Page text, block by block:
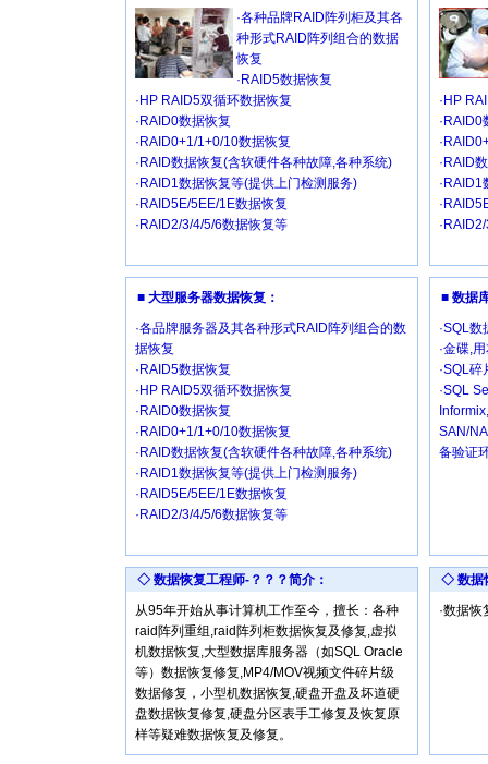
·各种品牌RAID阵列柜及其各
种形式RAID阵列组合的数据
恢复
·RAID5数据恢复
·HP RAID5双循环数据恢复
·RAID0数据恢复
·RAID0+1/1+0/10数据恢复
·RAID数据恢复(含软硬件各种故障,各种系统)
·RAID1数据恢复等(提供上门检测服务)
·RAID5E/5EE/1E数据恢复
·RAID2/3/4/5/6数据恢复等
·HP
·RAID0
·RAID
■ 大型服务器数据恢复：
·各品牌服务器及其各种形式RAID阵列组合的数
据恢复
·RAID5数据恢复
·HP RAID5双循环数据恢复
·RAID0数据恢复
·RAID0+1/1+0/10数据恢复
·RAID数据恢复(含软硬件各种故障,各种系统)
·RAID1数据恢复等(提供上门检测服务)
·RAID5E/5EE/1E数据恢复
·RAID2/3/4/5/6数据恢复等
■ 数据
·SQL
·金碟,
·SQL
·SQL
SAN/
备验证
◇ 数据恢复工程师-？？？简介：
从95年开始从事计算机工作至今，擅长：各种
raid阵列重组,raid阵列柜数据恢复及修复,虚拟
机数据恢复,大型数据库服务器（如SQL Oracle
等）数据恢复修复,MP4/MOV视频文件碎片级
数据修复，小型机数据恢复,硬盘开盘及坏道硬
盘数据恢复修复,硬盘分区表手工修复及恢复原
样等疑难数据恢复及修复。
◇ 数据
·数据